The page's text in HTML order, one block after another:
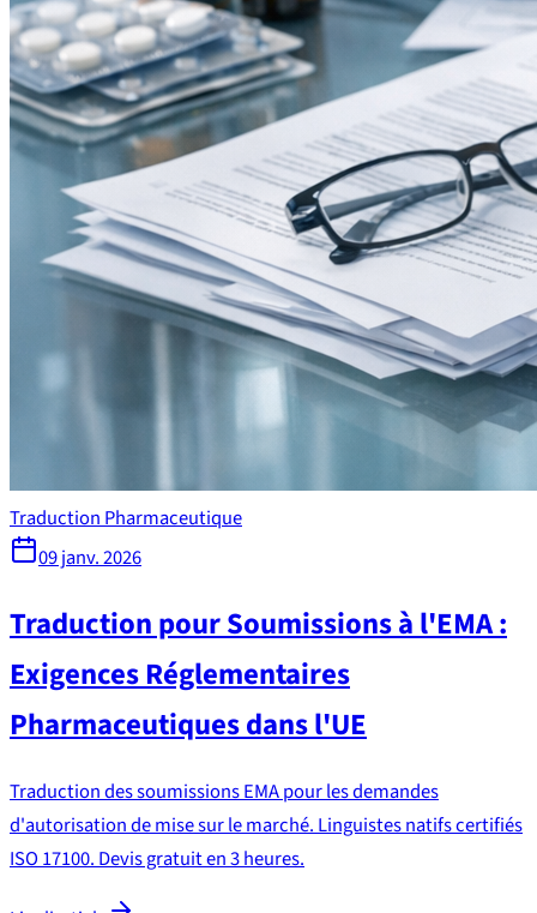
Traduction Pharmaceutique
09 janv. 2026
Traduction pour Soumissions à l'EMA :
Exigences Réglementaires
Pharmaceutiques dans l'UE
Traduction des soumissions EMA pour les demandes
d'autorisation de mise sur le marché. Linguistes natifs certifiés
ISO 17100. Devis gratuit en 3 heures.